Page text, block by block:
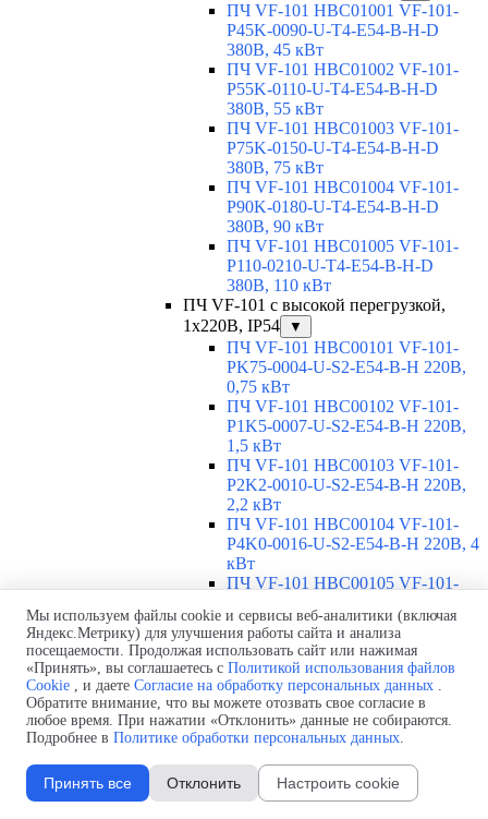
ПЧ VF-101 HBC01001 VF-101-
P45K-0090-U-T4-E54-B-H-D
380В, 45 кВт
ПЧ VF-101 HBC01002 VF-101-
P55K-0110-U-T4-E54-B-H-D
380В, 55 кВт
ПЧ VF-101 HBC01003 VF-101-
P75K-0150-U-T4-E54-B-H-D
380В, 75 кВт
ПЧ VF-101 HBC01004 VF-101-
P90K-0180-U-T4-E54-B-H-D
380В, 90 кВт
ПЧ VF-101 HBC01005 VF-101-
P110-0210-U-T4-E54-B-H-D
380В, 110 кВт
ПЧ VF-101 с высокой перегрузкой,
1х220В, IP54
▼
ПЧ VF-101 HBC00101 VF-101-
PK75-0004-U-S2-E54-B-H 220В,
0,75 кВт
ПЧ VF-101 HBC00102 VF-101-
P1K5-0007-U-S2-E54-B-H 220В,
1,5 кВт
ПЧ VF-101 HBC00103 VF-101-
P2K2-0010-U-S2-E54-B-H 220В,
2,2 кВт
ПЧ VF-101 HBC00104 VF-101-
P4K0-0016-U-S2-E54-B-H 220В, 4
кВт
ПЧ VF-101 HBC00105 VF-101-
5,5 кВт
ПЧ VF-101 HBC00106 VF-101-
P7K5-0030-U-S2-E54-B-H 220В,
7,5 кВт
ПЧ VF-101 HBC00107 VF-101-
P11K-0042-U-S2-E54-B-H 220В,
11 кВт
ПЧ VF-101 с норм. перегрузкой,
3х660В
ПЧ VF-101 ABC00072 VF-101-
Мы используем файлы cookie и сервисы веб-аналитики (включая
Яндекс.Метрику) для улучшения работы сайта и анализа
посещаемости. Продолжая использовать сайт или нажимая
«Принять», вы соглашаетесь с Политикой использования файлов
Cookie , и даете Согласие на обработку персональных данных .
Обратите внимание, что вы можете отозвать свое согласие в
любое время. При нажатии «Отклонить» данные не собираются.
Подробнее в Политике обработки персональных данных.
Принять все Отклонить Настроить cookie